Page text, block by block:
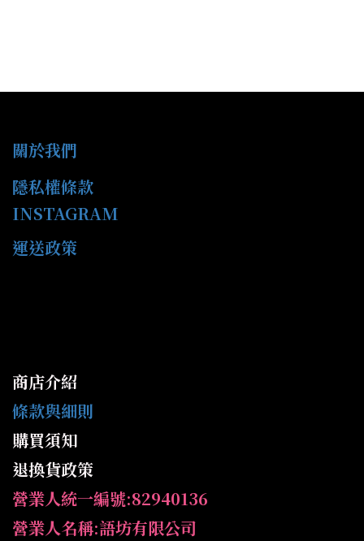
關於我們
隱私權條款
INSTAGRAM
運送政策
商店介紹
條款與細則
購買須知
退換貨政策
營業人統一編號:82940136
營業人名稱:語坊有限公司